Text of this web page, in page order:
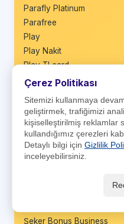
Parafly Platinum
Parafree
Play
Play Nakit
Play TLcard
Privia Kredi Kartı
QNB Miles&Smiles
Sağlam Kart
Sağlam Nakit
Sale Plus
Şeker Bonus Business
Çerez Politikası
Sitemizi kullanmaya
geliştirmek, trafiğimizi
kişiselleştirilmiş reklamlar
kullandığımız çerezleri
Detaylı bilgi için Gizlilik
inceleyebilirsiniz.